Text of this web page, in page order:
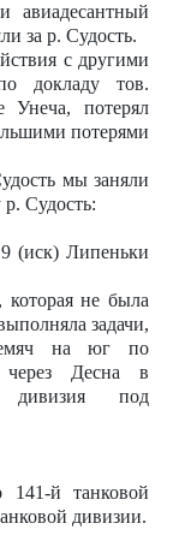
за р. Судость.
с другими
докладу тов.
Унеча, потерял
потерями
мы заняли
Судость:
(иск) Липеньки
не была
задачи,
на юг по
через Десна в
дивизия под
й танковой
дивизии.